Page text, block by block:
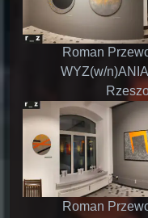
Roman
WYZ(w/
Roman